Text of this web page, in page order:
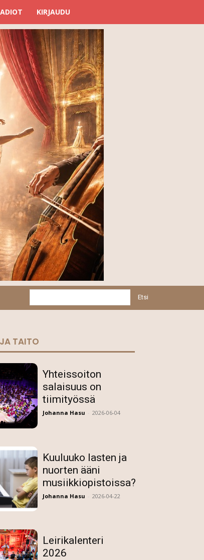
KIRJAUDU
Etsi
TAITO
Yhteissoiton
salaisuus on
tiimityössä
Johanna Hasu - 2026-06-04
Kuuluuko lasten ja
nuorten ääni
musiikkiopistoissa?
Johanna Hasu - 2026-04-22
Leirikalenteri
2026